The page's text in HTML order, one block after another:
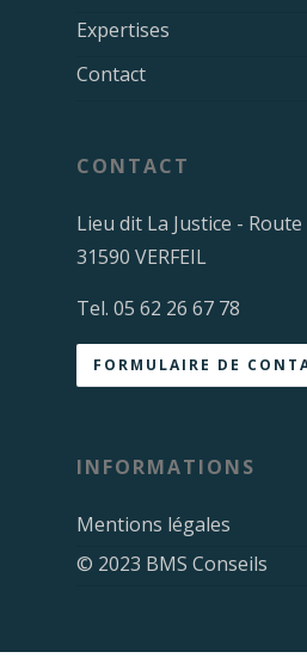
Expertises
Contact
CONTACT
Lieu dit La Justice -
31590 VERFEIL
Tel. 05 62 26 67 78
FORMULAIRE DE
INFORMATIONS
Mentions légales
© 2023 BMS Conseils